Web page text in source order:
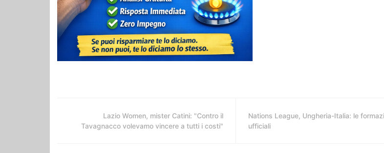
Lazio Women, mister Catini: "Contro il
Tavagnacco volevamo vincere a tutti i costi"
Nations League, Ungheria-Italia: le
ufficiali